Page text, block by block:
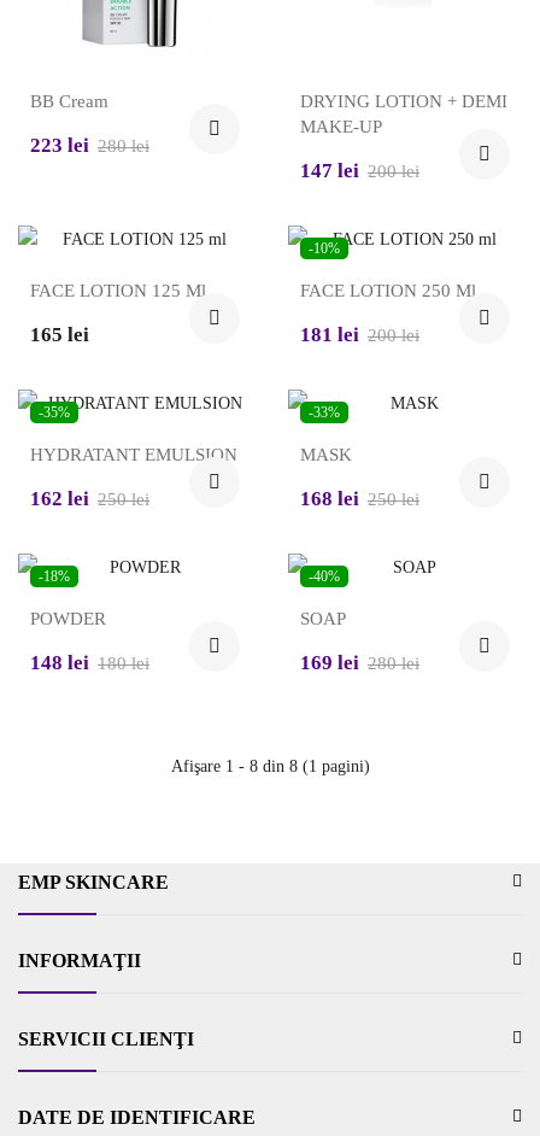
BB Cream
223 lei 280 lei
DRYING LOTION + DEMI
MAKE-UP
147 lei 200 lei
FACE LOTION 125 Ml
165 lei
-10%
FACE LOTION 250 Ml
181 lei 200 lei
-35%
HYDRATANT EMULSION
162 lei 250 lei
-33%
MASK
168 lei 250 lei
-18%
POWDER
148 lei 180 lei
-40%
SOAP
169 lei 280 lei
Afişare 1 - 8 din 8 (1 pagini)
EMP SKINCARE
INFORMAŢII
SERVICII CLIENŢI
DATE DE IDENTIFICARE